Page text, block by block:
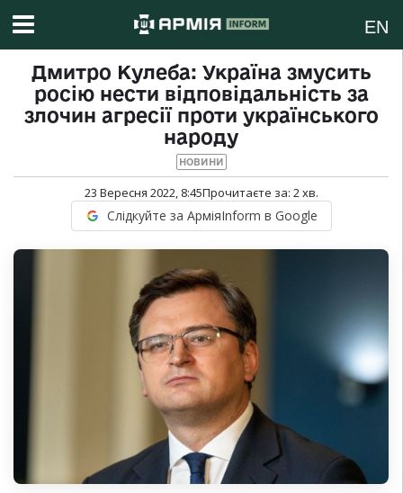
EN
Дмитро Кулеба: Україна змусить
росію нести відповідальність за
злочин агресії проти українського
народу
НОВИНИ
23 Вересня 2022, 8:45Прочитаєте за: 2хв.
Слідкуйте за АрміяInform в Google